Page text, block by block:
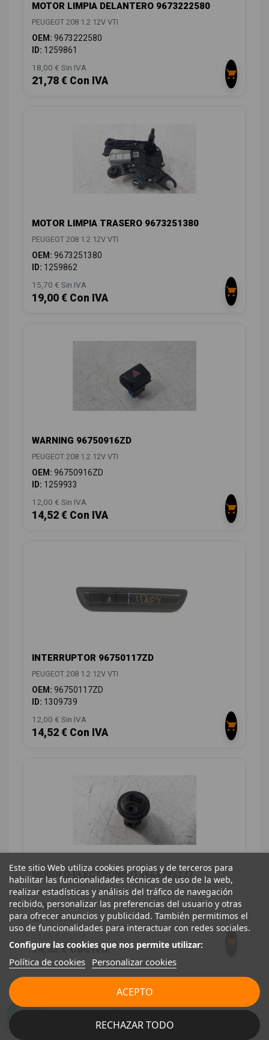
MOTOR LIMPIA DELANTERO 9673222580
PEUGEOT 208 1.2 12V VTI
OEM: 9673222580
ID: 1259861
18,00 € Sin IVA
21,78 € Con IVA
MOTOR LIMPIA TRASERO 9673251380
PEUGEOT 208 1.2 12V VTI
OEM: 9673251380
ID: 1259862
15,70 € Sin IVA
19,00 € Con IVA
WARNING 96750916ZD
PEUGEOT 208 1.2 12V VTI
OEM: 96750916ZD
ID: 1259933
12,00 € Sin IVA
14,52 € Con IVA
INTERRUPTOR 96750117ZD
PEUGEOT 208 1.2 12V VTI
OEM: 96750117ZD
ID: 1309739
12,00 € Sin IVA
14,52 € Con IVA
MODULO ELECTRONICO 9664785277
PEUGEOT 208 1.2 12V VTI
OEM:9664785277
ID:1318651
14,52 € Con IVA
Este sitio Web utiliza cookies propias y de terceros para
habilitar las funcionalidades técnicas de uso de la web,
realizar estadísticas y análisis del tráfico de navegación
recibido, personalizar las preferencias del usuario y otras
para ofrecer anuncios y publicidad. También permitimos el
uso de funcionalidades para interactuar con redes sociales.
Configure las cookies que nos permite utilizar:
Política de cookies Personalizar cookies
RECHAZAR TODO
ACEPTO